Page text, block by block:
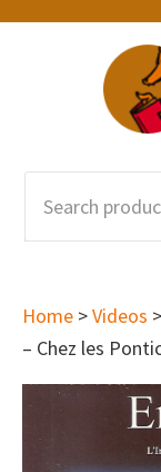
Skip
Skip
Skip
Home >Videos >
– Chez les